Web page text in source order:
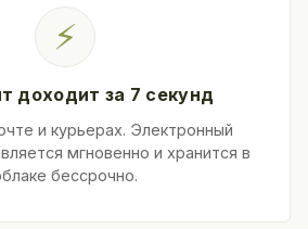
⚡
доходит за 7 секунд
и курьерах. Электронный
мгновенно и хранится в
бессрочно.